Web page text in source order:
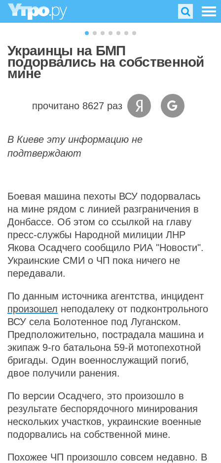
Украинцы на БМП
подорвались на собственной
мине
прочитано 8627 раз
В Киеве эту информацию не
подтверждают
Боевая машина пехоты ВСУ подорвалась
на мине рядом с линией разграничения в
Донбассе. Об этом со ссылкой на главу
пресс-службы Народной милиции ЛНР
Якова Осадчего сообщило РИА "Новости".
Украинские СМИ о ЧП пока ничего не
передавали.
По данным источника агентства, инцидент
произошел неподалеку от подконтрольного
ВСУ села Болотенное под Луганском.
Предположительно, пострадала машина и
экипаж 9-го батальона 59-й мотопехотной
бригады. Один военнослужащий погиб,
двое получили ранения.
По версии Осадчего, это произошло в
результате беспорядочного минирования
нескольких участков, украинские военные
подорвались на собственной мине.
Похожее ЧП произошло совсем недавно. В